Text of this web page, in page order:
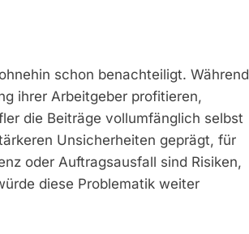
schon benachteiligt. Während
ihrer Arbeitgeber profitieren,
die Beiträge vollumfänglich selbst
Unsicherheiten geprägt, für
oder Auftragsausfall sind Risiken,
diese Problematik weiter